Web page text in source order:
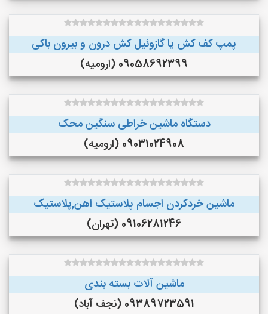
پمپ کف کش یا گازوئیل کش درون و بیرون باکی
09058692399 (ارومیه)
دستگاه ماشین خراطی سنگین محک
09031024908 (ارومیه)
ماشین خردکردن اجسام پلاستیک اهن,پلاستیک
09106281246 (تهران)
ماشین آلات بسته بندی
09389723591 (نجف‌ آباد)